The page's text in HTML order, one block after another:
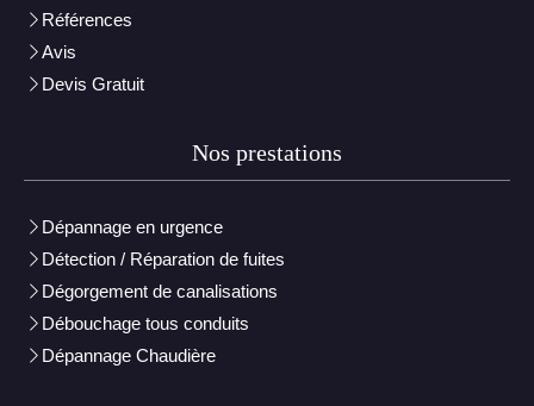
Références
Avis
Devis Gratuit
Nos prestations
Dépannage en urgence
Détection / Réparation de fuites
Dégorgement de canalisations
Débouchage tous conduits
Dépannage Chaudière